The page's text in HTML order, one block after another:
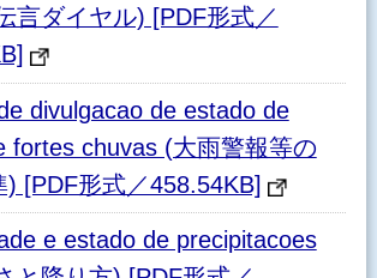
言ダイヤル) [PDF形式／
divulgacao de estado de
fortes chuvas (大雨警報等の
) [PDF形式／458.54KB]
e estado de precipitacoes